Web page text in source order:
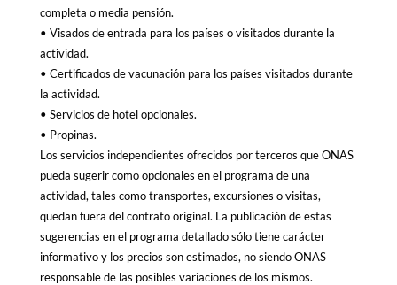
completa o media pensión.
• Visados de entrada para los países o visitados durante la
actividad.
• Certificados de vacunación para los países visitados durante
la actividad.
• Servicios de hotel opcionales.
• Propinas.
Los servicios independientes ofrecidos por terceros que ONAS
pueda sugerir como opcionales en el programa de una
actividad, tales como transportes, excursiones o visitas,
quedan fuera del contrato original. La publicación de estas
sugerencias en el programa detallado sólo tiene carácter
informativo y los precios son estimados, no siendo ONAS
responsable de las posibles variaciones de los mismos.